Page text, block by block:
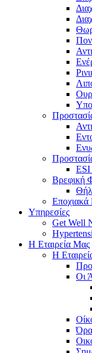
ESI
Βρεφική
Εποχιακά
Υπηρεσίες
Get Well
Η Εταιρεία Μας
Η
Οι